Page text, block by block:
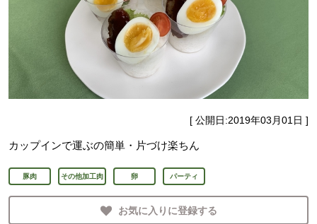
[ 公開日:2019年03月01日 ]
カップインで運ぶの簡単・片づけ楽ちん
豚肉 その他加工肉 卵 パーティ
お気に入りに登録する